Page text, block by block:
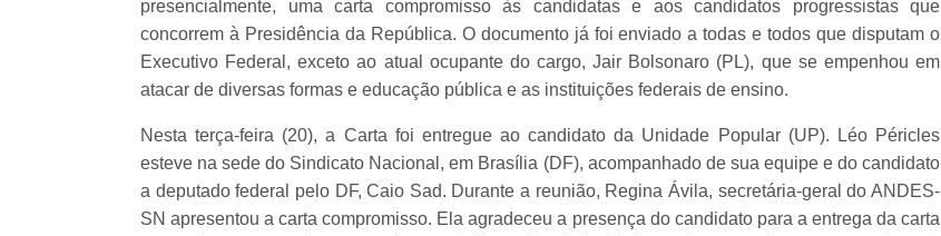
presencialmente, uma carta compromisso às candidatas e aos candidatos progressistas que
concorrem à Presidência da República. O documento já foi enviado a todas e todos que disputam o
Executivo Federal, exceto ao atual ocupante do cargo, Jair Bolsonaro (PL), que se empenhou em
atacar de diversas formas e educação pública e as instituições federais de ensino.
Nesta terça-feira (20), a Carta foi entregue ao candidato da Unidade Popular (UP). Léo Péricles
esteve na sede do Sindicato Nacional, em Brasília (DF), acompanhado de sua equipe e do candidato
a deputado federal pelo DF, Caio Sad. Durante a reunião, Regina Ávila, secretária-geral do ANDES-
SN apresentou a carta compromisso. Ela agradeceu a presença do candidato para a entrega da carta